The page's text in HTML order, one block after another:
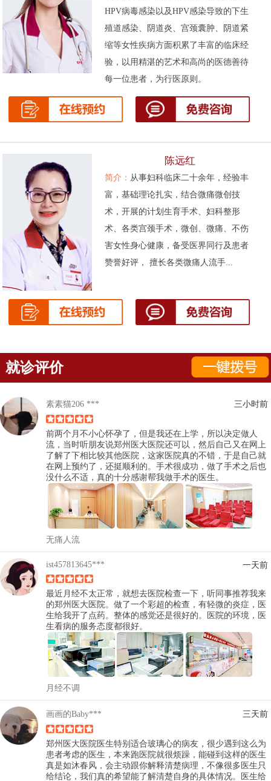
HPV病毒感染以及HPV感染导致的下生
殖道感染、阴道炎、宫颈囊肿、阴道紧
缩等女性疾病方面积累了丰富的临床经
验，以用精湛的艺术和高尚的医德善待
每一位患者，为行医原则。
陈远红
简介： 从事妇科临床二十余年，经验丰
富，基础理论扎实，结合微痛微创技
术，开展的计划生育手术、妇科整形
术、各类宫颈手术，微创、微痛、不伤
害女性身心健康，备受医界同行及患者
赞誉好评， 擅长各类微痛人流手...
就诊评价
素素猫206 *** 三小时前
前两个月不小心怀孕了，但是我还在上学，所以决定做人
流，当时听朋友说郑州医大医院还可以，然后自己又在网上
了解了下相比较其他医院，这家医院真的不错，于是自己就
在网上预约了，还挺顺利的。手术很成功，做了手术之后也
没什么不适，真的十分感谢帮我做手术的医生。
无痛人流
ist457813645*** 一天前
最近月经不太正常，就想去医院检查一下，听同事推荐我来
的郑州医大医院。做了一个彩超的检查，有轻微的炎症，医
生给我开了点药。整体的感觉还是很好的。医院的环境，医
生看病的服务态度都很好。
月经不调
画画的Baby*** 三天前
郑州医大医院医生特别适合玻璃心的病友，很少遇到这么为
患者考虑的医生，本来跑医院就很烦躁，能碰到这样的医生
真是如沐春风，会主动跟你解释清楚病理，不像很多医生只
给结论，我们真的希望能了解清楚自身的具体情况。医生给